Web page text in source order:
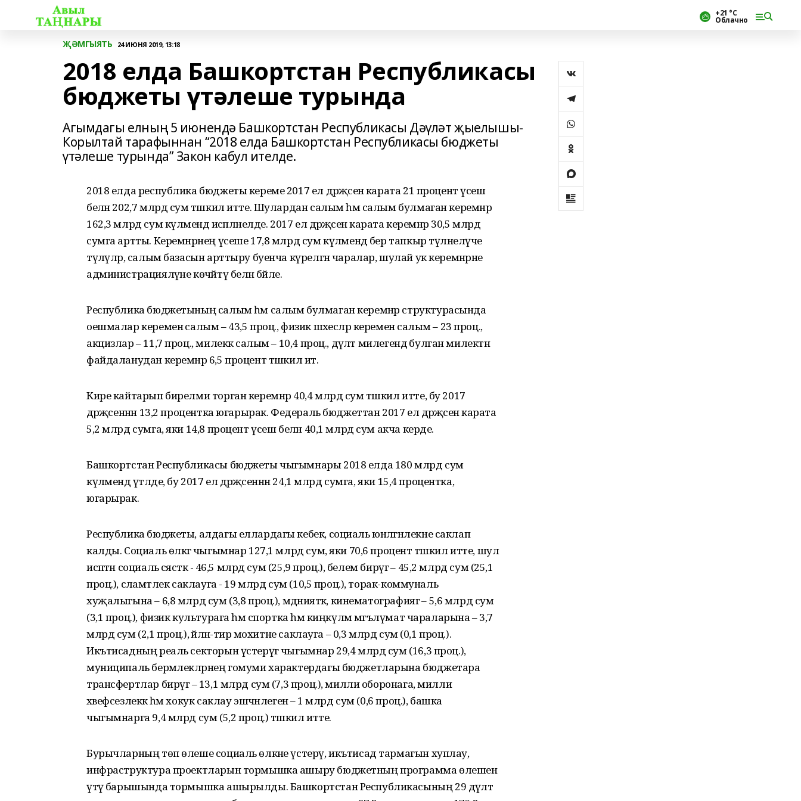
+21 °С
Облачно
ҖӘМГЫЯТЬ 24 ИЮНЯ 2019, 13:18
2018 елда Башкортстан Республикасы
бюджеты үтәлеше турында
Агымдагы елның 5 июнендә Башкортстан Республикасы Дәүләт җыелышы-
Корылтай тарафыннан “2018 елда Башкортстан Республикасы бюджеты
үтәлеше турында” Закон кабул ителде.
2018 елда республика бюджеты кереме 2017 ел дәрәҗәсенә карата 21 процент үсеш
белән 202,7 млрд сум тәшкил итте. Шулардан салым һәм салым булмаган керемнәр
162,3 млрд сум күләмендә исәпләнелде. 2017 ел дәрәҗәсенә карата керемнәр 30,5 млрд
сумга артты. Керемнәрнең үсеше 17,8 млрд сум күләмендә бер тапкыр түләнелүче
түләүләр, салым базасын арттыру буенча күрелгән чаралар, шулай ук керемнәрне
администрацияләүне көчәйтү белән бәйле.
Республика бюджетының салым һәм салым булмаган керемнәр структурасында
оешмалар кеременә салым – 43,5 проц., физик шәхесләр кеременә салым – 23 проц.,
акцизлар – 11,7 проц., милеккә салым – 10,4 проц., дәүләт милегендә булган милектән
файдаланудан керемнәр 6,5 процент тәшкил итә.
Кире кайтарып бирелми торган керемнәр 40,4 млрд сум тәшкил итте, бу 2017
дәрәҗәсеннән 13,2 процентка югарырак. Федераль бюджеттан 2017 ел дәрәҗәсенә карата
5,2 млрд сумга, яки 14,8 процент үсеш белән 40,1 млрд сум акча керде.
Башкортстан Республикасы бюджеты чыгымнары 2018 елда 180 млрд сум
күләмендә үтәлде, бу 2017 ел дәрәҗәсеннән 24,1 млрд сумга, яки 15,4 процентка,
югарырак.
Республика бюджеты, алдагы еллардагы кебек, социаль юнәлгәнлекне саклап
калды. Социаль өлкәгә чыгымнар 127,1 млрд сум, яки 70,6 процент тәшкил итте, шул
исәптән социаль сәясәткә - 46,5 млрд сум (25,9 проц.), белем бирүгә – 45,2 млрд сум (25,1
проц.), сәламәтлек саклауга - 19 млрд сум (10,5 проц.), торак-коммуналь
хуҗалыгына – 6,8 млрд сум (3,8 проц.), мәдәнияткә, кинематографиягә – 5,6 млрд сум
(3,1 проц.), физик культурага һәм спортка һәм киңкүләм мәгълүмат чараларына – 3,7
млрд сум (2,1 проц.), әйләнә-тирә мохитне саклауга – 0,3 млрд сум (0,1 проц.).
Икътисадның реаль секторын үстерүгә чыгымнар 29,4 млрд сум (16,3 проц.),
муниципаль берәмлекләрнең гомуми характердагы бюджетларына бюджетара
трансфертлар бирүгә – 13,1 млрд сум (7,3 проц.), милли оборонага, милли
хәвефсезлеккә һәм хокук саклау эшчәнлегенә – 1 млрд сум (0,6 проц.), башка
чыгымнарга 9,4 млрд сум (5,2 проц.) тәшкил итте.
Бурычларның төп өлеше социаль өлкәне үстерү, икътисад тармагын хуплау,
инфраструктура проектларын тормышка ашыру бюджетның программа өлешен
үтәү барышында тормышка ашырылды. Башкортстан Республикасының 29 дәүләт